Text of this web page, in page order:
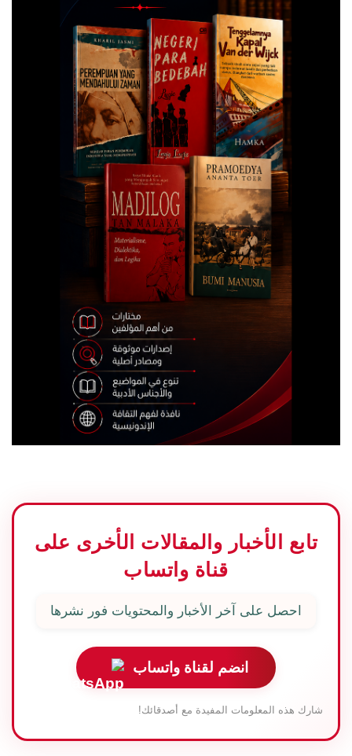
تابع الأخبار والمقالات الأخرى على
قناة واتساب
احصل على آخر الأخبار والمحتويات فور نشرها
انضم لقناة واتساب
شارك هذه المعلومات المفيدة مع أصدقائك!